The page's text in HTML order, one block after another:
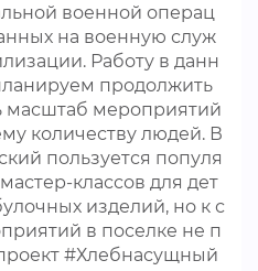
военной операц
на военную служ
Работу в данн
продолжить
масштаб мероприятий
количеству людей. В
пользуется популя
классов для дет
изделий, но к с
в поселке не п
#Хлебнасущный